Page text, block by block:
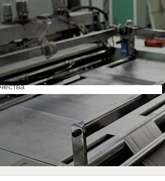
МАРКА
И ОПЫТ
позволяют создавать продукцию